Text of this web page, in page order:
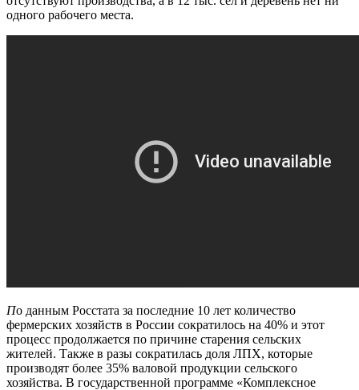
одного рабочего места.
По данным Росстата за последние 10 лет количество
фермерских хозяйств в России сократилось на 40% и этот
процесс продолжается по причине старения сельских
жителей. Также в разы сократилась доля ЛПХ, которые
производят более 35% валовой продукции сельского
хозяйства. В государственной программе «Комплексное